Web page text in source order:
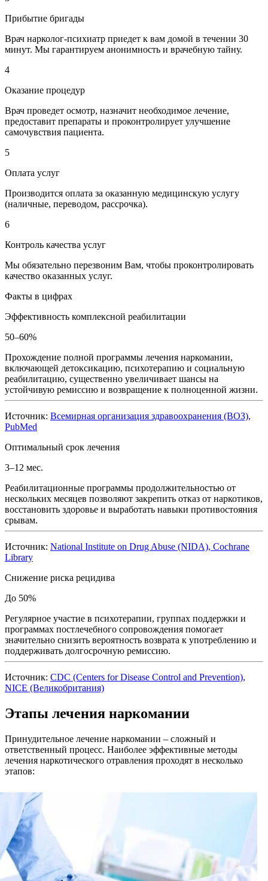
Прибытие бригады
Врач нарколог-психиатр приедет к вам домой в течении 30
минут. Мы гарантируем анонимность и врачебную тайну.
4
Оказание процедур
Врач проведет осмотр, назначит необходимое лечение,
предоставит препараты и проконтролирует улучшение
самочувствия пациента.
5
Оплата услуг
Производится оплата за оказанную медицинскую услугу
(наличные, переводом, рассрочка).
6
Контроль качества услуг
Мы обязательно перезвоним Вам, чтобы проконтролировать
качество оказанных услуг.
Факты в цифрах
Эффективность комплексной реабилитации
50–60%
Прохождение полной программы лечения наркомании,
включающей детоксикацию, психотерапию и социальную
реабилитацию, существенно увеличивает шансы на
устойчивую ремиссию и возвращение к полноценной жизни.
Источник: Всемирная организация здравоохранения (ВОЗ),
PubMed
Оптимальный срок лечения
3–12 мес.
Реабилитационные программы продолжительностью от
нескольких месяцев позволяют закрепить отказ от наркотиков,
восстановить здоровье и выработать навыки противостояния
срывам.
Источник: National Institute on Drug Abuse (NIDA), Cochrane
Library
Снижение риска рецидива
До 50%
Регулярное участие в психотерапии, группах поддержки и
программах постлечебного сопровождения помогает
значительно снизить вероятность возврата к употреблению и
поддерживать долгосрочную ремиссию.
Источник: CDC (Centers for Disease Control and Prevention),
NICE (Великобритания)
Этапы лечения наркомании
Принудительное лечение наркомании – сложный и
ответственный процесс. Наиболее эффективные методы
лечения наркотического отравления проходят в несколько
этапов: